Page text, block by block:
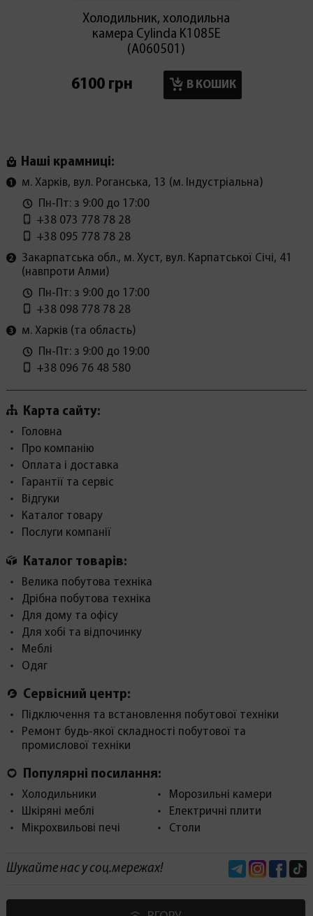
Холодильник, холодильна
камера Cylinda K1085E
(А060501)
6100 грн В КОШИК
Наші крамниці:
м. Харків, вул. Роганська, 13 (м. Індустріальна)
Пн-Пт: з 9:00 до 17:00
+38 073 778 78 28
+38 095 778 78 28
Закарпатська обл., м. Хуст, вул. Карпатської Січі, 41
(навпроти Алми)
Пн-Пт: з 9:00 до 17:00
+38 098 778 78 28
м. Харків (та область)
Пн-Пт: з 9:00 до 19:00
+38 096 76 48 580
Карта сайту:
Головна
Про компанію
Оплата і доставка
Гарантії та сервіс
Відгуки
Каталог товару
Послуги компанії
Каталог товарів:
Велика побутова техніка
Дрібна побутова техніка
Для дому та офісу
Для хобі та відпочинку
Меблі
Одяг
Сервісний центр:
Підключення та встановлення побутової техніки
Ремонт будь-якої складності побутової та
промислової техніки
Популярні посилання:
Холодильники
Шкіряні меблі
Мікрохвильові печі
Морозильні камери
Електричні плити
Столи
Шукайте нас у соц.мережах! TelegramInstagram